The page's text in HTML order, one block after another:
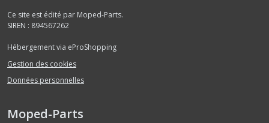
Ce site est édité par Moped-Parts.
SIREN : 894567262
Hébergement via eProShopping
Gestion des cookies
Données personnelles
Moped-Parts